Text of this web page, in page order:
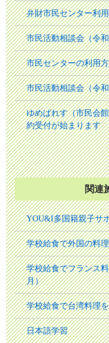
弁財市民センター利
市民活動相談会（令
市民センターの利用
市民活動相談会（令
ゆめぱれす（市民会
約受付が始まります
関連
YOU&I多国籍親子サ
学校給食で外国の料
学校給食でフランス
月）
学校給食で台湾料理
日本語学習